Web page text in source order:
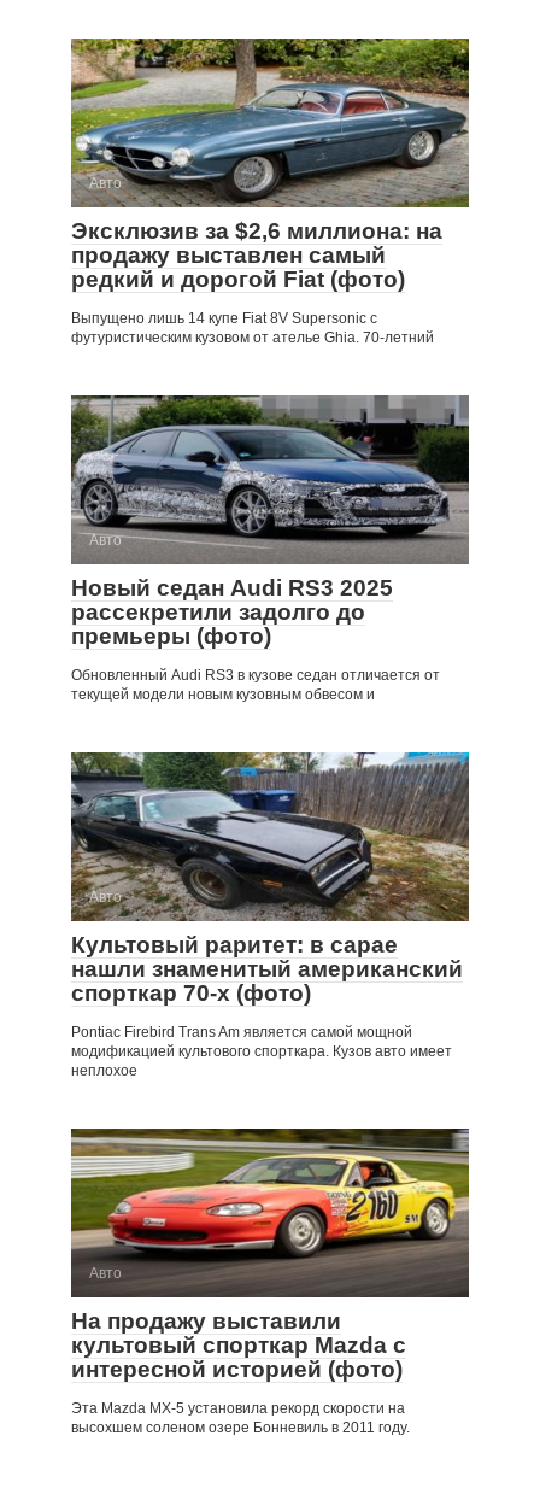
Авто
Эксклюзив за $2,6 миллиона: на
продажу выставлен самый
редкий и дорогой Fiat (фото)
Выпущено лишь 14 купе Fiat 8V Supersonic с
футуристическим кузовом от ателье Ghia. 70-летний
Авто
Новый седан Audi RS3 2025
рассекретили задолго до
премьеры (фото)
Обновленный Audi RS3 в кузове седан отличается от
текущей модели новым кузовным обвесом и
Авто
Культовый раритет: в сарае
нашли знаменитый американский
спорткар 70-х (фото)
Pontiac Firebird Trans Am является самой мощной
модификацией культового спорткара. Кузов авто имеет
неплохое
Авто
На продажу выставили
культовый спорткар Mazda с
интересной историей (фото)
Эта Mazda MX-5 установила рекорд скорости на
высохшем соленом озере Бонневиль в 2011 году.